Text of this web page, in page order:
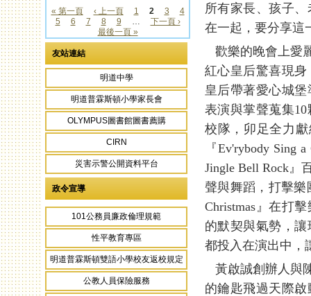
頁面
« 第一頁 ‹ 上一頁 1 2 3
4
5
6 7 8 9 …
下一頁 ›
最後一頁 »
友站連結
明道中學
明道普霖斯頓小學家長會
OLYMPUS圖書館圖書薦購
CIRN
災害示警公開資料平台
政令宣導
101公務員廉政倫理規範
性平教育專區
明道普霖斯頓雙語小學校友返校規定
公教人員保險服務
所有家長、孩子
在一起，要分享這
歡樂的晚會上愛
紅心皇后驚喜現
皇后帶著愛心城
表演與掌聲蒐集
校隊，卯足全力
『Ev'rybody Sing
Jingle Bell Rock』
聲與舞蹈，打擊樂
Christmas』在打
的默契與氣勢，
都投入在演出中，
黃啟誠創辦人與
的鑰匙飛過天際